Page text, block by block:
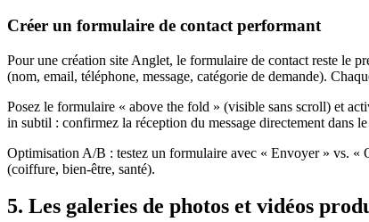
Créer un formulaire de contact performant
Pour une création site Anglet, le formulaire de contact reste le
(nom, email, téléphone, message, catégorie de demande).
Posez le formulaire « above the fold » (visible sans scroll) et
in subtil : confirmez la réception du message directement dans
Optimisation A/B : testez un formulaire avec « Envoyer » vs. «
(coiffure, bien-être, santé).
5. Les galeries de photos et vidéos